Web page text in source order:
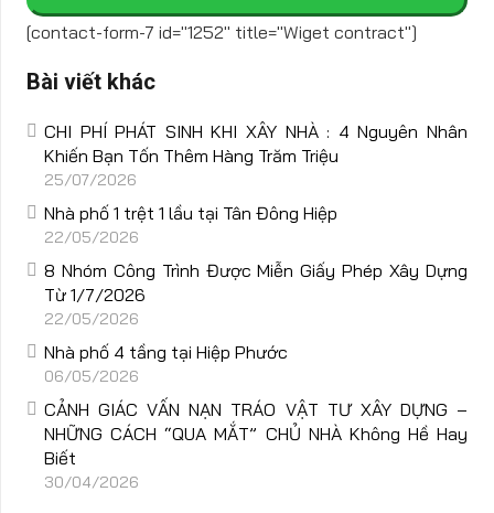
[contact-form-7 id="1252" title="Wiget contract"]
Bài viết khác
CHI PHÍ PHÁT SINH KHI XÂY NHÀ : 4 Nguyên Nhân
Khiến Bạn Tốn Thêm Hàng Trăm Triệu
25/07/2026
Nhà phố 1 trệt 1 lầu tại Tân Đông Hiệp
22/05/2026
8 Nhóm Công Trình Được Miễn Giấy Phép Xây Dựng
Từ 1/7/2026
22/05/2026
Nhà phố 4 tầng tại Hiệp Phước
06/05/2026
CẢNH GIÁC VẤN NẠN TRÁO VẬT TƯ XÂY DỰNG –
NHỮNG CÁCH “QUA MẮT” CHỦ NHÀ Không Hề Hay
Biết
30/04/2026